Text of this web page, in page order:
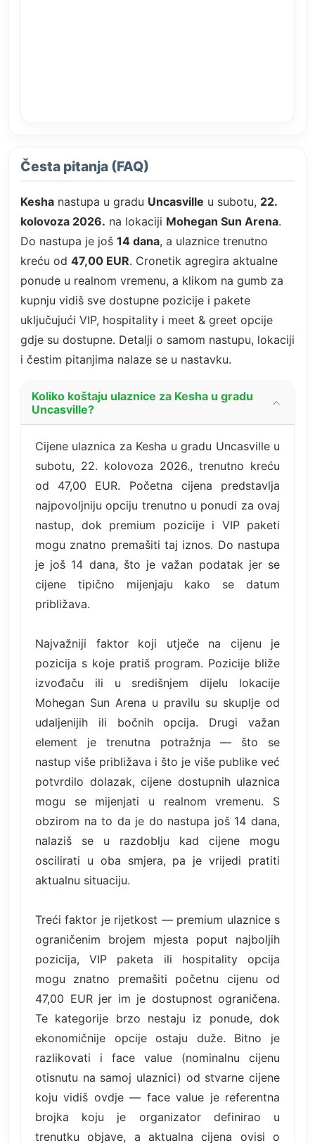
Česta pitanja (FAQ)
Kesha nastupa u gradu Uncasville u subotu, 22.
kolovoza 2026. na lokaciji Mohegan Sun Arena.
Do nastupa je još 14 dana, a ulaznice trenutno
kreću od 47,00 EUR. Cronetik agregira aktualne
ponude u realnom vremenu, a klikom na gumb za
kupnju vidiš sve dostupne pozicije i pakete
uključujući VIP, hospitality i meet & greet opcije
gdje su dostupne. Detalji o samom nastupu, lokaciji
i čestim pitanjima nalaze se u nastavku.
Koliko koštaju ulaznice za Kesha u gradu
Uncasville?
Cijene ulaznica za Kesha u gradu Uncasville u
subotu, 22. kolovoza 2026., trenutno kreću
od 47,00 EUR. Početna cijena predstavlja
najpovoljniju opciju trenutno u ponudi za ovaj
nastup, dok premium pozicije i VIP paketi
mogu znatno premašiti taj iznos. Do nastupa
je još 14 dana, što je važan podatak jer se
cijene tipično mijenjaju kako se datum
približava.
Najvažniji faktor koji utječe na cijenu je
pozicija s koje pratiš program. Pozicije bliže
izvođaču ili u središnjem dijelu lokacije
Mohegan Sun Arena u pravilu su skuplje od
udaljenijih ili bočnih opcija. Drugi važan
element je trenutna potražnja — što se
nastup više približava i što je više publike već
potvrdilo dolazak, cijene dostupnih ulaznica
mogu se mijenjati u realnom vremenu. S
obzirom na to da je do nastupa još 14 dana,
nalaziš se u razdoblju kad cijene mogu
oscilirati u oba smjera, pa je vrijedi pratiti
aktualnu situaciju.
Treći faktor je rijetkost — premium ulaznice s
ograničenim brojem mjesta poput najboljih
pozicija, VIP paketa ili hospitality opcija
mogu znatno premašiti početnu cijenu od
47,00 EUR jer im je dostupnost ograničena.
Te kategorije brzo nestaju iz ponude, dok
ekonomičnije opcije ostaju duže. Bitno je
razlikovati i face value (nominalnu cijenu
otisnutu na samoj ulaznici) od stvarne cijene
koju vidiš ovdje — face value je referentna
brojka koju je organizator definirao u
trenutku objave, a aktualna cijena ovisi o